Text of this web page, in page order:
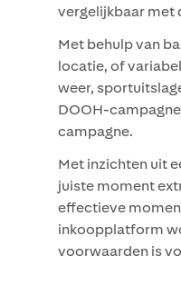
vergelijkbaar met
Met behulp van
locatie, of
weer,
DOOH-
campagne.
Met inzichten uit
juiste moment
effectieve
inkoopplatform
voorwaarden is